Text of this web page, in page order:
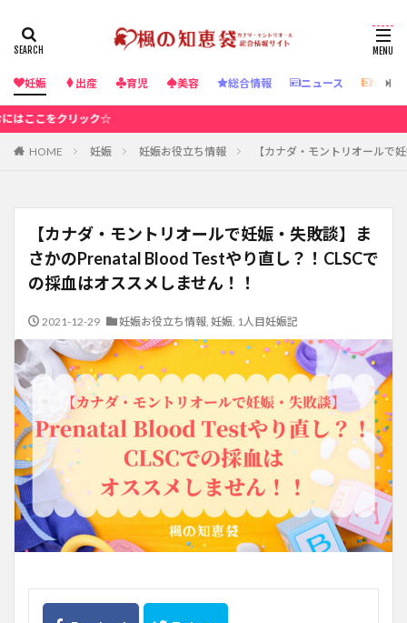
妊娠 出産 育児 美容 総合情報 ニュース
HOME 妊娠 妊娠お役立ち情報 【カナダ・モントリオールで
【カナダ・モントリオールで妊娠・失敗談】ま
さかのPrenatal Blood Testやり直し？！CLSCで
の採血はオススメしません！！
2021-12-29 妊娠お役立ち情報, 妊娠, 1人目妊娠記